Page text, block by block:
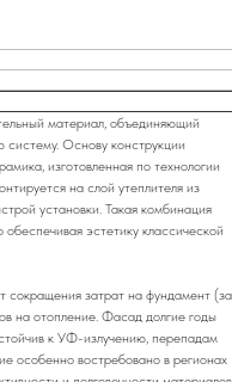
материал, объединяющий
систему. Основу конструкции
изготовленная по технологии
на слой утеплителя из
установки. Такая комбинация
эстетику классической
сокращения затрат на фундамент (за
на отопление. Фасад долгие годы
к УФ-излучению, перепадам
особенно востребовано в регионах